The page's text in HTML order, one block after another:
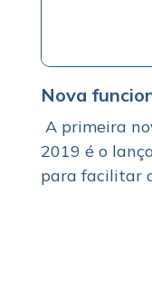
Nova
A primeira
2019 é o
para facilitar